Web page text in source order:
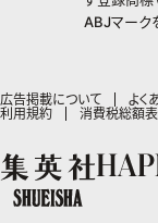
ZEBRACK
集英社ジャンプリミ
集英社コミック文庫
ヤングジャンプ定期
ヤンジャン！
となりのヤングジ
グランドジャンプ
集英社コミック文庫
別冊マーガレット
リマコミ
マンガMeets
S-MANGA
マンガMee公式サイ
リマコミ
マンガMeets
Cookie
HAPPY PLUS
MEN'S NON-NO
UOMO
Sportiva
集英社ビジネス書
kotoba
情報・知識＆オピ
JUMP j-BOOKS
集英社Webマガジ
ジャンプキャラク
LEEマルシェ
eclat premium
mirabella
集英社エディターズ
広告掲載について よく
利用規約
消費税総額
ABJマーク